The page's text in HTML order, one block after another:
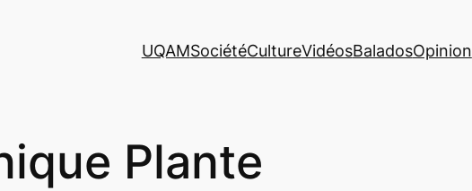
UQAMSociétéCultureVidéosBaladosOpinion
Plante